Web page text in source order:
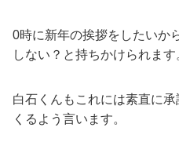
0時に新年の挨拶をしたいか
しない？と持ちかけられます
白石くんもこれには素直に
くるよう言います。